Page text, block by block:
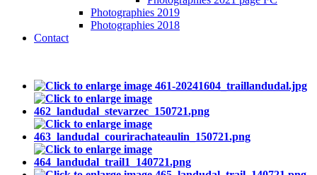
Photographies 2019
Photographies 2018
Contact